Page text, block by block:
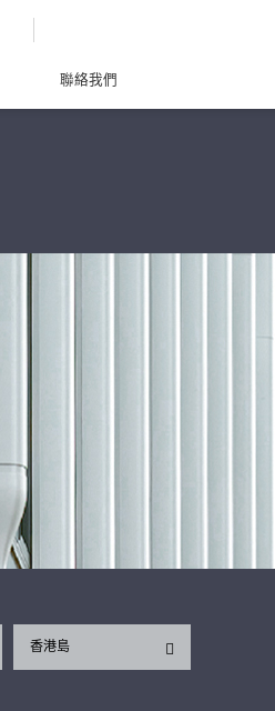
聯絡我們
香港島